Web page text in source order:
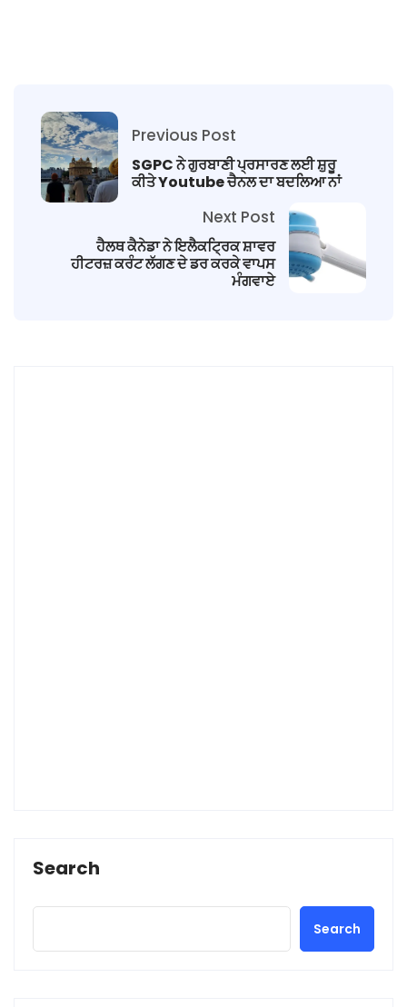
Previous Post
SGPC ਨੇ ਗੁਰਬਾਣੀ ਪ੍ਰਸਾਰਣ ਲਈ ਸ਼ੁਰੂ
ਕੀਤੇ Youtube ਚੈਨਲ ਦਾ ਬਦਲਿਆ ਨਾਂ
Next Post
ਹੈਲਥ ਕੈਨੇਡਾ ਨੇ ਇਲੈਕਟ੍ਰਿਕ ਸ਼ਾਵਰ
ਹੀਟਰਜ਼ ਕਰੰਟ ਲੱਗਣ ਦੇ ਡਰ ਕਰਕੇ ਵਾਪਸ
ਮੰਗਵਾਏ
Search
Search